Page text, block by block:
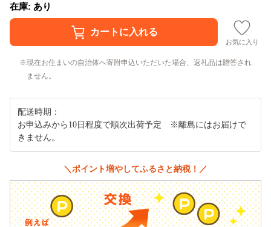
在庫: あり
お気に入り
現在お住まいの自治体へ寄附申込いただいた場合、返礼品は贈答され
ません。
配送時期：
お申込みから10日程度で順次出荷予定 ※離島にはお届けで
きません。
＼ポイント増やしてふるさと納税！／